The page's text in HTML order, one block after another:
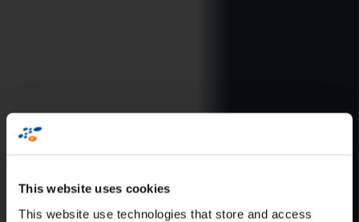
This website uses cookies
This website use technologies that store and access